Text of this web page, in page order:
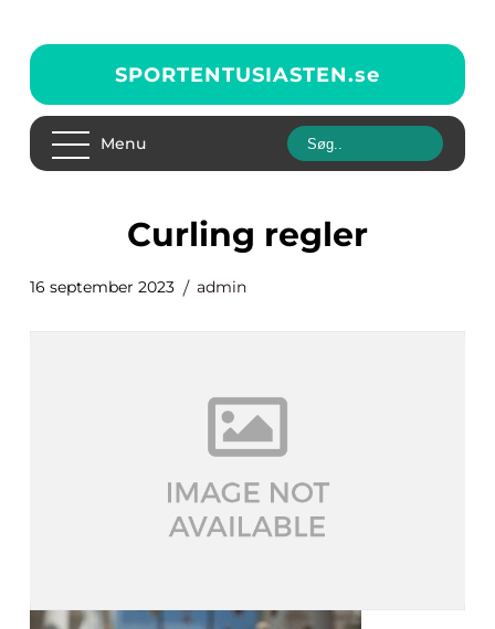
SPORTENTUSIASTEN.se
Menu
curling regler
16 september 2023 admin